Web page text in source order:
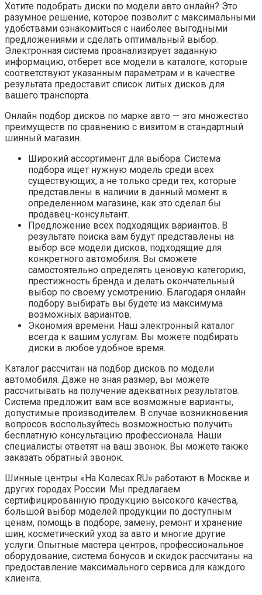
Хотите подобрать диски по модели авто онлайн? Это
разумное решение, которое позволит с максимальными
удобствами ознакомиться с наиболее выгодными
предложениями и сделать оптимальный выбор.
Электронная система проанализирует заданную
информацию, отберет все модели в каталоге, которые
соответствуют указанным параметрам и в качестве
результата предоставит список литых дисков для
вашего транспорта.
Онлайн подбор дисков по марке авто — это множество
преимуществ по сравнению с визитом в стандартный
шинный магазин.
Широкий ассортимент для выбора. Система
подбора ищет нужную модель среди всех
существующих, а не только среди тех, которые
представлены в наличии в данный момент в
определенном магазине, как это сделал бы
продавец-консультант.
Предложение всех подходящих вариантов. В
результате поиска вам будут представлены на
выбор все модели дисков, подходящие для
конкретного автомобиля. Вы сможете
самостоятельно определять ценовую категорию,
престижность бренда и делать окончательный
выбор по своему усмотрению. Благодаря онлайн
подбору выбирать вы будете из максимума
возможных вариантов.
Экономия времени. Наш электронный каталог
всегда к вашим услугам. Вы можете подбирать
диски в любое удобное время.
Каталог рассчитан на подбор дисков по модели
автомобиля. Даже не зная размер, вы можете
рассчитывать на получение адекватных результатов.
Система предложит вам все возможные варианты,
допустимые производителем. В случае возникновения
вопросов воспользуйтесь возможностью получить
бесплатную консультацию профессионала. Наши
специалисты ответят на ваш звонок. Вы можете также
заказать обратный звонок.
Шинные центры «На Колесах.RU» работают в Москве и
других городах России. Мы предлагаем
сертифицированную продукцию высокого качества,
большой выбор моделей продукции по доступным
ценам, помощь в подборе, замену, ремонт и хранение
шин, косметический уход за авто и многие другие
услуги. Опытные мастера центров, профессиональное
оборудование, система бонусов и скидок рассчитаны на
предоставление максимального сервиса для каждого
клиента.